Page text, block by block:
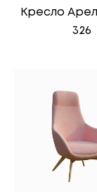
Кресло
326